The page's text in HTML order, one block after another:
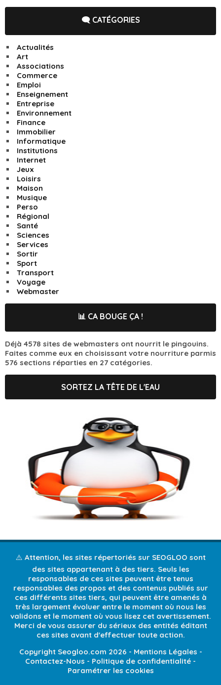
🗨️ CATÉGORIES
Actualités
Art
Associations
Commerce
Emploi
Enseignement
Entreprise
Environnement
Finance
Immobilier
Informatique
Institutions
Internet
Jeux
Loisirs
Maison
Musique
Perso
Régional
Santé
Sciences
Services
Sortir
Sport
Transport
Voyage
Webmaster
📊 CA BOUGE ÇA !
Déjà 4578 sites de webmasters ont nourrit le pingouins.
Faites comme eux en choisissant votre nourriture parmis
576 sections réparties en 27 catégories.
SORTEZ LA TÊTE DE L'EAU
⚠️ Attention, les sites répertoriés sur SEOGLOO sont
des sites appartenant à des tiers. Seuls les
responsables de ces sites peuvent être tenus
responsables des propos et des contenus publiés sur
ces différents sites tiers, qui peuvent être amenés à
très largement évoluer entre le moment où nous les
validons et le moment où vous lisez cet avertissement.
Merci de vous assurer du sérieux des entités éditant
ces sites avant d'effectuer toute action.
Copyright Seogloo.com 2026 - Mentions Légales -
Contactez-Nous - Politique de confidentialité -
Paramétrer les cookies